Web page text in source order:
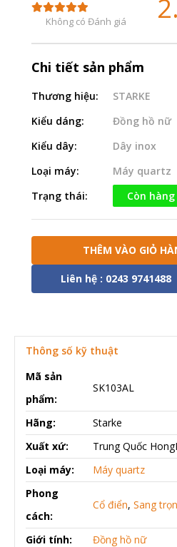
Không có Đánh giá
Chi tiết sản phẩm
Thương hiệu:
STARKE
Kiểu dáng:
Đồng hồ nữ
Kiểu dây:
Dây inox
Loại máy:
Máy quartz
Trạng thái:
Còn hàng
THÊM VÀO GIỎ
Liên hệ : 0243 9741488
Thông số kỹ thuật
Mã sản
phẩm:
SK103AL
Hãng:
Starke
Xuất xứ:
Trung Quốc
Loại máy:
Máy quartz
Phong
cách:
Cổ điển, Sang
Giới tính:
Đồng hồ nữ